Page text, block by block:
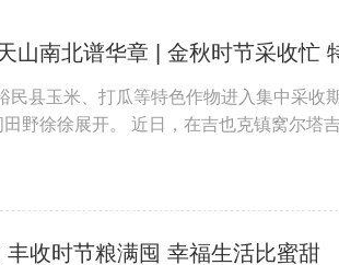
山南北谱华章 | 金秋时节采收忙
民县玉米、打瓜等特色作物进入集中采
田野徐徐展开。 近日，在吉也克镇窝尔
收时节粮满囤 幸福生活比蜜甜